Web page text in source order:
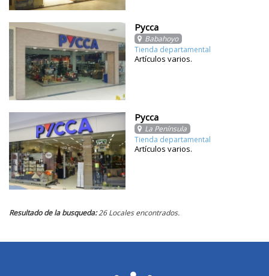
Pycca
Babahoyo
Tienda departamental
Artículos varios.
Pycca
La Península
Tienda departamental
Artículos varios.
Resultado de la busqueda:26 Locales encontrados.